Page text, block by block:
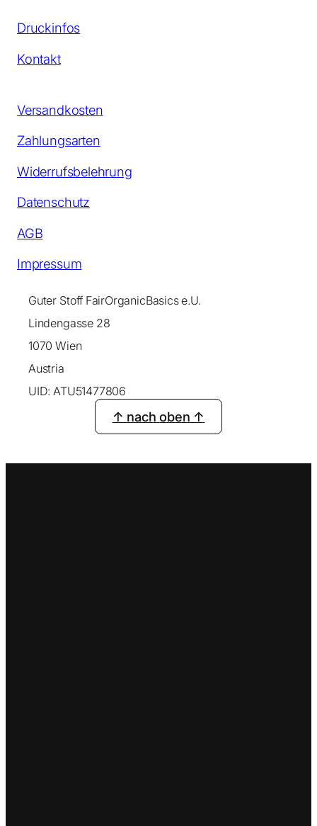
Druckinfos
Kontakt
Versandkosten
Zahlungsarten
Widerrufsbelehrung
Datenschutz
AGB
Impressum
Guter Stoff FairOrganicBasics e.U.
Lindengasse 28
1070 Wien
Austria
UID: ATU51477806
↑ nach oben ↑